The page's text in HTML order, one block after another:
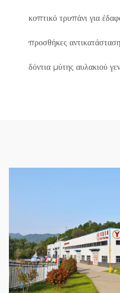
κοπτικό τρυπάνι για
προσθήκες
δόντια μύτης αυλακιού